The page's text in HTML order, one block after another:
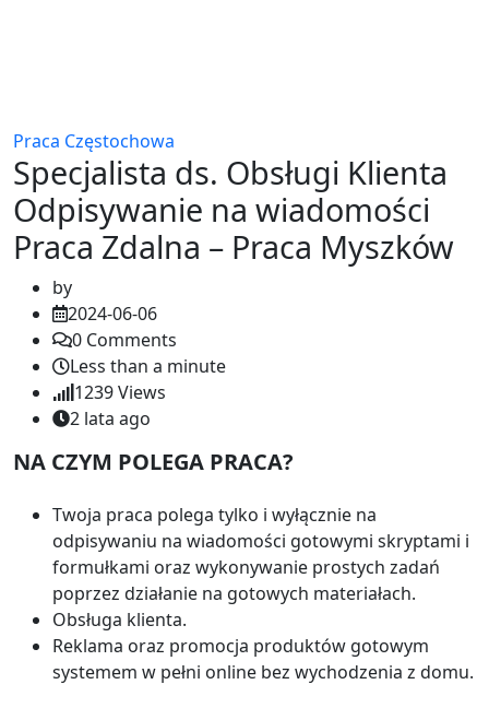
Praca Częstochowa
Specjalista ds. Obsługi Klienta
Odpisywanie na wiadomości
Praca Zdalna – Praca Myszków
by
2024-06-06
0 Comments
Less than a minute
1239Views
2 lata ago
NA CZYM POLEGA PRACA?
Twoja praca polega tylko i wyłącznie na
odpisywaniu na wiadomości gotowymi skryptami i
formułkami oraz wykonywanie prostych zadań
poprzez działanie na gotowych materiałach.
Obsługa klienta.
Reklama oraz promocja produktów gotowym
systemem w pełni online bez wychodzenia z domu.